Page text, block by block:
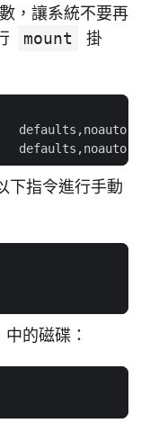
，讓系統不要再
mount
掛
下指令進行手動
中的磁碟：